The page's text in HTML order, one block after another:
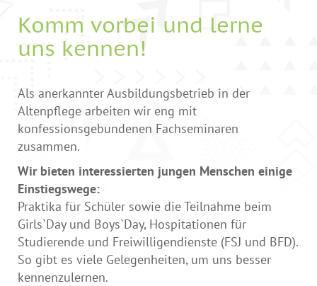
Komm vorbei und lerne
uns kennen!
Als anerkannter Ausbildungsbetrieb in der
Altenpflege arbeiten wir eng mit
konfessionsgebundenen Fachseminaren
zusammen.
Wir bieten interessierten jungen Menschen einige
Einstiegswege:
Praktika für Schüler sowie die Teilnahme beim
Girls`Day und Boys`Day, Hospitationen für
Studierende und Freiwilligendienste (FSJ und BFD).
So gibt es viele Gelegenheiten, um uns besser
kennenzulernen.